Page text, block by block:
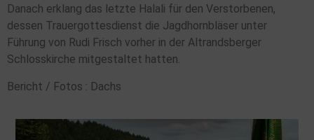
Danach erklang das letzte Halali für den Verstorbenen,
dessen Trauergottesdienst die Jagdhornbläser unter
Führung von Rudi Frisch vorher in der Altrandsberger
Schlosskirche mitgestaltet hatten.
Bericht / Fotos : Dachs